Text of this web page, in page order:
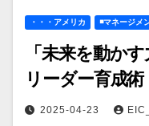
・・・アメリカ ◾️マネージメ
「未来を動か
リーダー育成術
2025-04-23